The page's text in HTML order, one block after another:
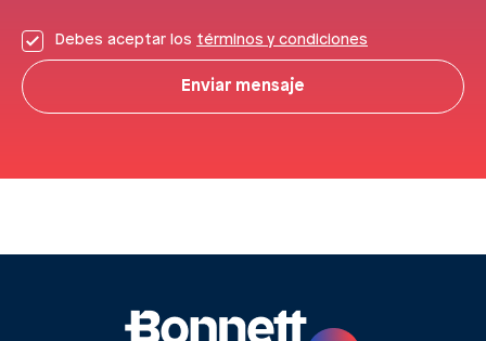
Debes aceptar los términos y condiciones
Enviar mensaje